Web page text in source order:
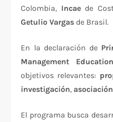
Colombia, Incae de
Getulio Vargas de Brasil.
En la declaración de
Management Education
objetivos relevantes:
investigación,
El programa busca